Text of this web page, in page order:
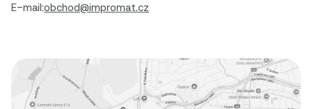
E-mail:obchod@impromat.cz